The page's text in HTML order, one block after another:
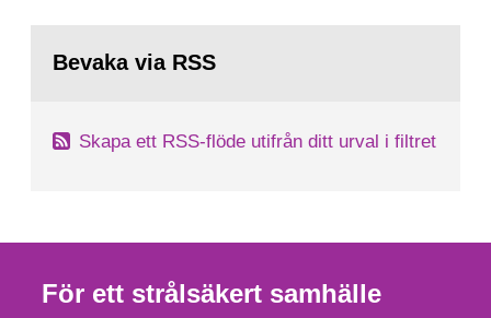
Bevaka via RSS
Skapa ett RSS-flöde utifrån ditt urval i filtret
För ett strålsäkert samhälle